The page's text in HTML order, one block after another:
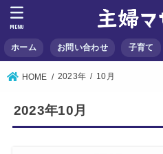
ホーム お問い合わせ 子育て
MENU
HOME 2023年 10月
2023年10月